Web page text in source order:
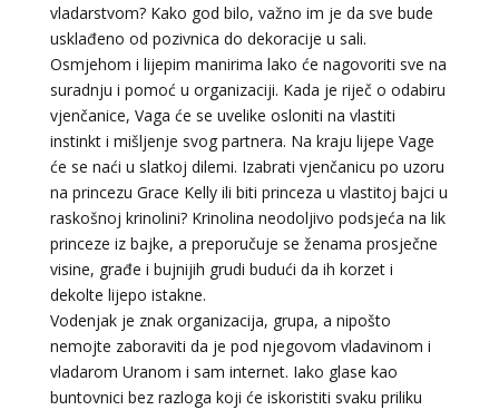
vladarstvom? Kako god bilo, važno im je da sve bude
usklađeno od pozivnica do dekoracije u sali.
Osmjehom i lijepim manirima lako će nagovoriti sve na
suradnju i pomoć u organizaciji. Kada je riječ o odabiru
vjenčanice, Vaga će se uvelike osloniti na vlastiti
instinkt i mišljenje svog partnera. Na kraju lijepe Vage
će se naći u slatkoj dilemi. Izabrati vjenčanicu po uzoru
na princezu Grace Kelly ili biti princeza u vlastitoj bajci u
raskošnoj krinolini? Krinolina neodoljivo podsjeća na lik
princeze iz bajke, a preporučuje se ženama prosječne
visine, građe i bujnijih grudi budući da ih korzet i
dekolte lijepo istakne.
Vodenjak je znak organizacija, grupa, a nipošto
nemojte zaboraviti da je pod njegovom vladavinom i
vladarom Uranom i sam internet. Iako glase kao
buntovnici bez razloga koji će iskoristiti svaku priliku